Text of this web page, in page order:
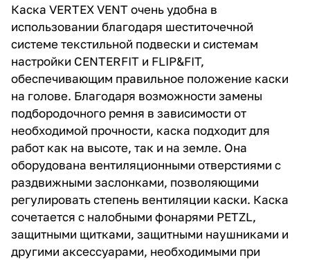
клипсами и
светоотражающими
наклейками.CENTERFIT и
FLIP&FIT, обеспечивающим
правильное положение каски
на голове.
Каска VERTEX VENT очень удобна в
использовании благодаря шеститочечной
системе текстильной подвески и системам
настройки CENTERFIT и FLIP&FIT,
обеспечивающим правильное положение каски
на голове. Благодаря возможности замены
подбородочного ремня в зависимости от
необходимой прочности, каска подходит для
работ как на высоте, так и на земле. Она
оборудована вентиляционными отверстиями с
раздвижными заслонками, позволяющими
регулировать степень вентиляции каски. Каска
сочетается с налобными фонарями PETZL,
защитными щитками, защитными наушниками и
другими аксессуарами, необходимыми при